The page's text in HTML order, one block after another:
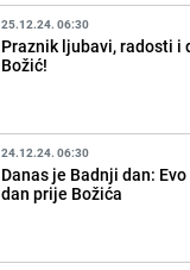
25.12.24. 06:30
Praznik ljubavi, radosti i
Božić!
24.12.24. 06:30
Danas je Badnji dan:
dan prije Božića